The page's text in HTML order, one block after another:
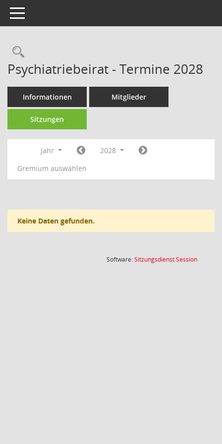
Toggle navigation
Rechercheauswahl
Psychiatriebeirat - Termine 2028
Informationen Mitglieder
Sitzungen
Jahr
2028
Gremium auswählen
Keine Daten gefunden.
Software:SitzungsdienstSession(Wird in